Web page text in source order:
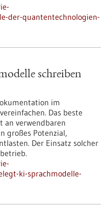
der-quantentechnologien-
schreiben
im
Das beste
an verwendbaren
großes Potenzial,
Der Einsatz solcher
ki-sprachmodelle-